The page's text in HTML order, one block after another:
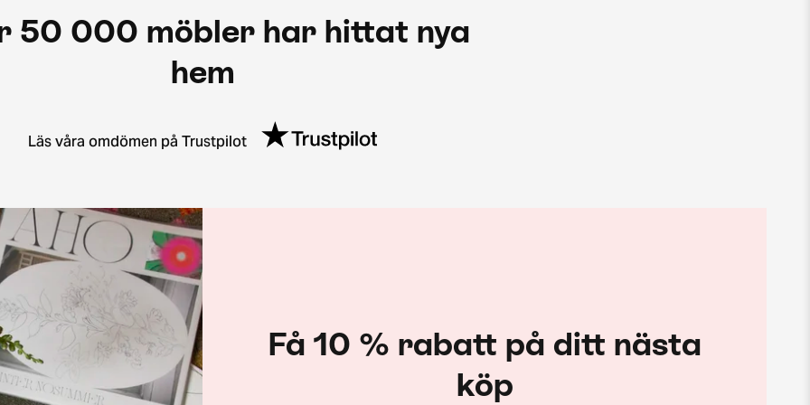
50 000 möbler har hittat nya
hem
Läs våra omdömen på Trustpilot
Få 10 % rabatt på ditt nästa
köp